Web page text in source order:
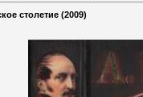
столетие (2009)